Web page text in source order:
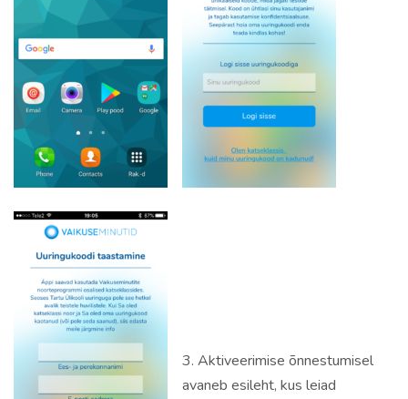
3. Aktiveerimise õnnestumisel
avaneb esileht, kus leiad